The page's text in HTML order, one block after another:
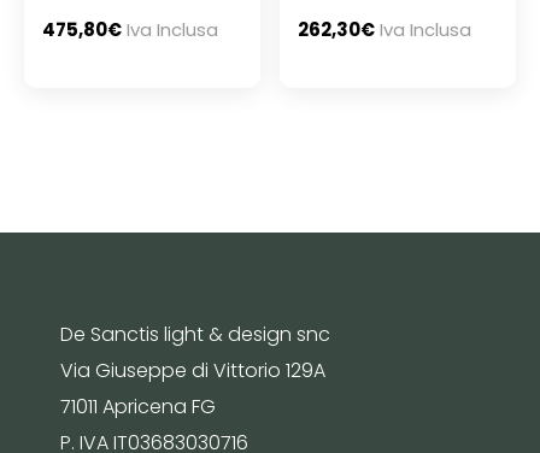
475,80€Iva Inclusa
262,30€Iva Inclusa
De Sanctis light & design snc
Via Giuseppe di Vittorio 129A
71011 Apricena FG
P. IVA IT03683030716